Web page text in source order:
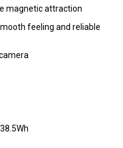
magnetic attraction
feeling and reliable